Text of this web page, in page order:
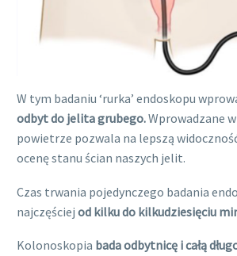
W tym badaniu ‘rurka’ endoskopu
odbyt do jelita grubego.Wprowadzane
powietrze pozwala na lepszą
ocenę stanu ścian naszych jelit.
Czas trwania pojedynczego badania
najczęściej od kilku do kilkudziesięciu
Kolonoskopia bada odbytnicę i całą